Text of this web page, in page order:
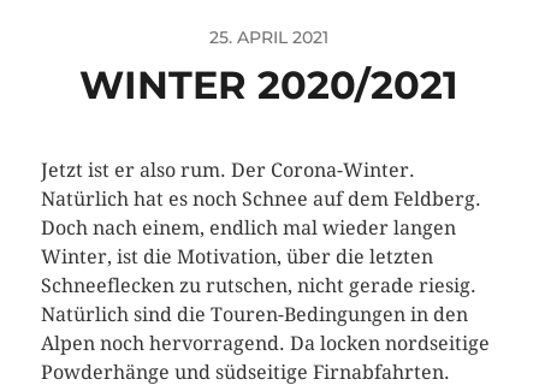
25. APRIL 2021
WINTER 2020/2021
Jetzt ist er also rum. Der Corona-Winter.
Natürlich hat es noch Schnee auf dem Feldberg.
Doch nach einem, endlich mal wieder langen
Winter, ist die Motivation, über die letzten
Schneeflecken zu rutschen, nicht gerade riesig.
Natürlich sind die Touren-Bedingungen in den
Alpen noch hervorragend. Da locken nordseitige
Powderhänge und südseitige Firnabfahrten.